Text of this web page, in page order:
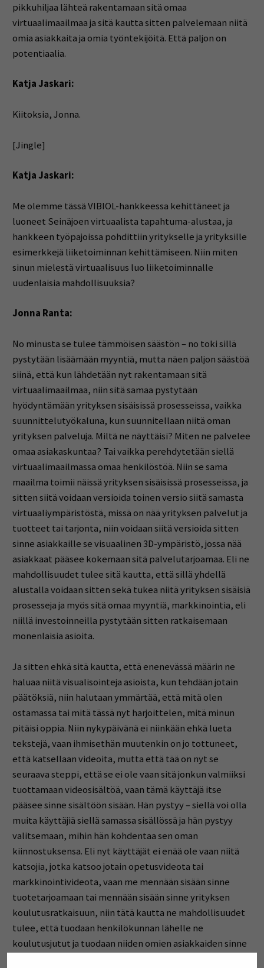
pikkuhiljaa lähteä rakentamaan sitä omaa
virtuaalimaailmaa ja sitä kautta sitten palvelemaan niitä
omia asiakkaita ja omia työntekijöitä. Että paljon on
potentiaalia.
Katja Jaskari:
Kiitoksia, Jonna.
[Jingle]
Katja Jaskari:
Me olemme tässä VIBIOL-hankkeessa kehittäneet ja
luoneet Seinäjoen virtuaalista tapahtuma-alustaa, ja
hankkeen työpajoissa pohdittiin yritykselle ja yrityksille
esimerkkejä liiketoiminnan kehittämiseen. Niin miten
sinun mielestä virtuaalisuus luo liiketoiminnalle
uudenlaisia mahdollisuuksia?
Jonna Ranta:
No minusta se tulee tämmöisen säästön – no toki sillä
pystytään lisäämään myyntiä, mutta näen paljon säästöä
siinä, että kun lähdetään nyt rakentamaan sitä
virtuaalimaailmaa, niin sitä samaa pystytään
hyödyntämään yrityksen sisäisissä prosesseissa, vaikka
suunnittelutyökaluna, kun suunnitellaan niitä oman
yrityksen palveluja. Miltä ne näyttäisi? Miten ne palvelee
omaa asiakaskuntaa? Tai vaikka perehdytetään siellä
virtuaalimaailmassa omaa henkilöstöä. Niin se sama
maailma toimii näissä yrityksen sisäisissä prosesseissa, ja
sitten siitä voidaan versioida toinen versio siitä samasta
virtuaaliympäristöstä, missä on nää yrityksen palvelut ja
tuotteet tai tarjonta, niin voidaan siitä versioida sitten
sinne asiakkaille se visuaalinen 3D-ympäristö, jossa nää
asiakkaat pääsee kokemaan sitä palvelutarjoamaa. Eli ne
mahdollisuudet tulee sitä kautta, että sillä yhdellä
alustalla voidaan sitten sekä tukea niitä yrityksen sisäisiä
prosesseja ja myös sitä omaa myyntiä, markkinointia, eli
niillä investoinneilla pystytään sitten ratkaisemaan
monenlaisia asioita.
Ja sitten ehkä sitä kautta, että enenevässä määrin ne
haluaa niitä visualisointeja asioista, kun tehdään jotain
päätöksiä, niin halutaan ymmärtää, että mitä olen
ostamassa tai mitä tässä nyt harjoittelen, mitä minun
pitäisi oppia. Niin nykypäivänä ei niinkään ehkä lueta
tekstejä, vaan ihmisethän muutenkin on jo tottuneet,
että katsellaan videoita, mutta että tää on nyt se
seuraava steppi, että se ei ole vaan sitä jonkun valmiiksi
tuottamaan videosisältöä, vaan tämä käyttäjä itse
pääsee sinne sisältöön sisään. Hän pystyy – siellä voi olla
muita käyttäjiä siellä samassa sisällössä ja hän pystyy
valitsemaan, mihin hän kohdentaa sen oman
kiinnostuksensa. Eli nyt käyttäjät ei enää ole vaan niitä
katsojia, jotka katsoo jotain opetusvideota tai
markkinointivideota, vaan me mennään sisään sinne
tuotetarjoamaan tai mennään sisään sinne yrityksen
koulutusratkaisuun, niin tätä kautta ne mahdollisuudet
tulee, että tuodaan henkilökunnan lähelle ne
koulutusjutut ja tuodaan niiden omien asiakkaiden sinne